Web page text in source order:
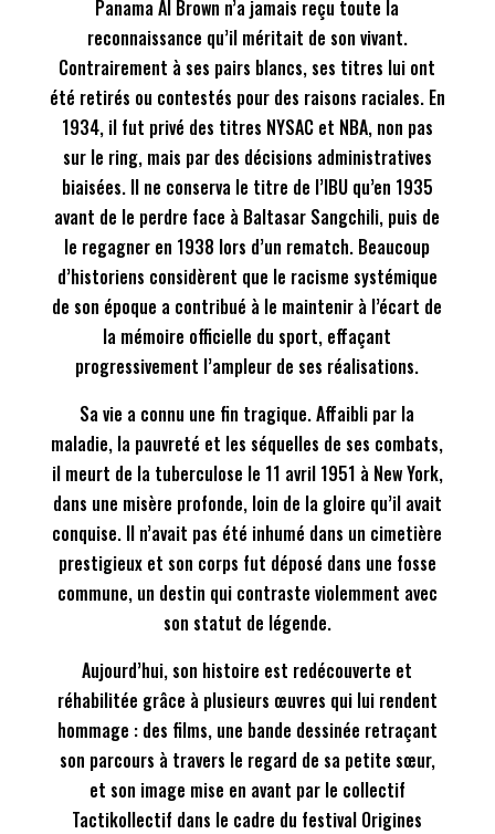
Panama Al Brown n’a jamais reçu toute la
reconnaissance qu’il méritait de son vivant.
Contrairement à ses pairs blancs, ses titres lui ont
été retirés ou contestés pour des raisons raciales. En
1934, il fut privé des titres NYSAC et NBA, non pas
sur le ring, mais par des décisions administratives
biaisées. Il ne conserva le titre de l’IBU qu’en 1935
avant de le perdre face à Baltasar Sangchili, puis de
le regagner en 1938 lors d’un rematch. Beaucoup
d’historiens considèrent que le racisme systémique
de son époque a contribué à le maintenir à l’écart de
la mémoire officielle du sport, effaçant
progressivement l’ampleur de ses réalisations.
Sa vie a connu une fin tragique. Affaibli par la
maladie, la pauvreté et les séquelles de ses combats,
il meurt de la tuberculose le 11 avril 1951 à New York,
dans une misère profonde, loin de la gloire qu’il avait
conquise. Il n’avait pas été inhumé dans un cimetière
prestigieux et son corps fut déposé dans une fosse
commune, un destin qui contraste violemment avec
son statut de légende.
Aujourd’hui, son histoire est redécouverte et
réhabilitée grâce à plusieurs œuvres qui lui rendent
hommage : des films, une bande dessinée retraçant
son parcours à travers le regard de sa petite sœur,
et son image mise en avant par le collectif
Tactikollectif dans le cadre du festival Origines